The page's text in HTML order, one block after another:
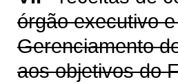
órgão executivo
Gerenciamento
aos objetivos do